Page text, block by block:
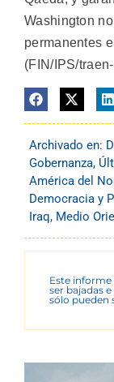
Washington
permanentes
(FIN/IPS/
Archivado en:
Gobernanza,
América del
Democracia y
Iraq, Medio
Este
ser bajadas
sólo pueden